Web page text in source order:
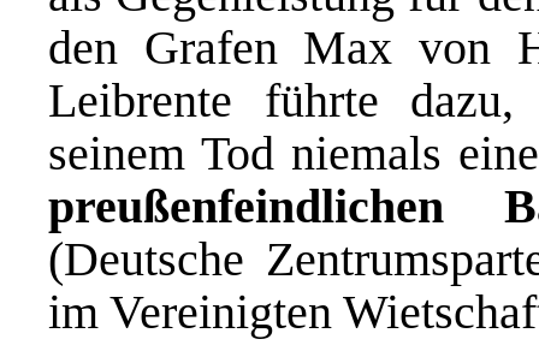
den Grafen Max von
Leibrente führte
seinem Tod niemals
preußenfeindlichen
(Deutsche
im Vereinigten